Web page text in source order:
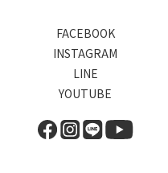
FACEBOOK
INSTAGRAM
LINE
YOUTUBE